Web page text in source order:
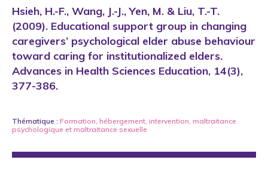
Hsieh, H.-F., Wang, J.-J., Yen, M. & Liu, T.-T.
(2009). Educational support group in changing
caregivers’ psychological elder abuse behaviour
toward caring for institutionalized elders.
Advances in Health Sciences Education, 14(3),
377-386.
Thématique : Formation, hébergement, intervention, maltraitance
psychologique et maltraitance sexuelle